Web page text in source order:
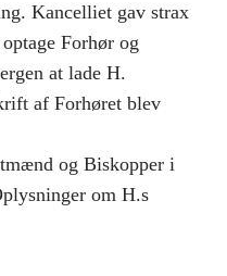
Kancelliet gav strax
Forhør og
at lade H.
af Forhøret blev
og Biskopper i
om H.s